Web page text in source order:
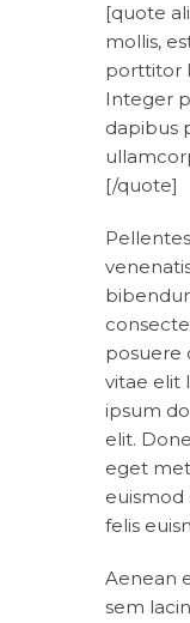
[quote
mollis,
porttitor
Integer
dapibus
[/quote]
posuere
vitae elit
ipsum
elit.
eget
euismod
felis
Aenean
sem